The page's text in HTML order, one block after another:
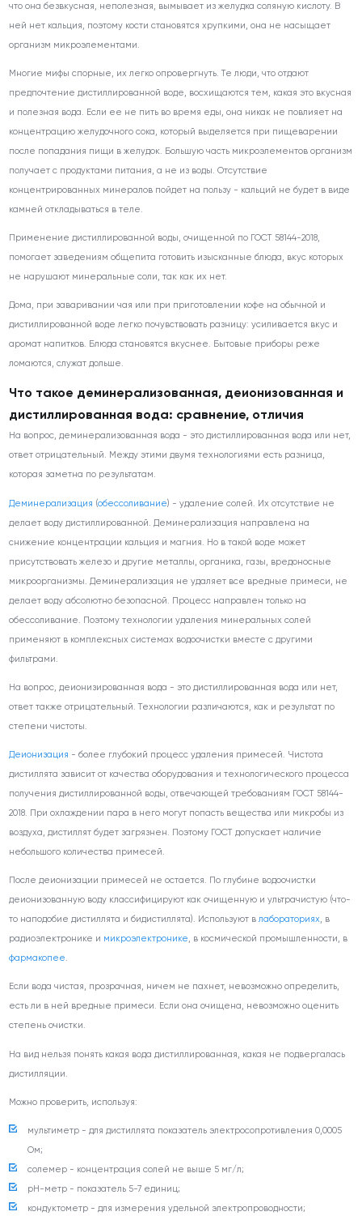
что она безвкусная, неполезная, вымывает из желудка соляную кислоту. В
ней нет кальция, поэтому кости становятся хрупкими, она не насыщает
организм микроэлементами.
Многие мифы спорные, их легко опровергнуть. Те люди, что отдают
предпочтение дистиллированной воде, восхищаются тем, какая это вкусная
и полезная вода. Если ее не пить во время еды, она никак не повлияет на
концентрацию желудочного сока, который выделяется при пищеварении
после попадания пищи в желудок. Большую часть микроэлементов организм
получает с продуктами питания, а не из воды. Отсутствие
концентрированных минералов пойдет на пользу - кальций не будет в виде
камней откладываться в теле.
Применение дистиллированной воды, очищенной по ГОСТ 58144-2018,
помогает заведениям общепита готовить изысканные блюда, вкус которых
не нарушают минеральные соли, так как их нет.
Дома, при заваривании чая или при приготовлении кофе на обычной и
дистиллированной воде легко почувствовать разницу: усиливается вкус и
аромат напитков. Блюда становятся вкуснее. Бытовые приборы реже
ломаются, служат дольше.
Что такое деминерализованная, деионизованная и
дистиллированная вода: сравнение, отличия
На вопрос, деминерализованная вода - это дистиллированная вода или нет,
ответ отрицательный. Между этими двумя технологиями есть разница,
которая заметна по результатам.
Деминерализация (обессоливание) - удаление солей. Их отсутствие не
делает воду дистиллированной. Деминерализация направлена на
снижение концентрации кальция и магния. Но в такой воде может
присутствовать железо и другие металлы, органика, газы, вредоносные
микроорганизмы. Деминерализация не удаляет все вредные примеси, не
делает воду абсолютно безопасной. Процесс направлен только на
обессоливание. Поэтому технологии удаления минеральных солей
применяют в комплексных системах водоочистки вместе с другими
фильтрами.
На вопрос, деионизированная вода - это дистиллированная вода или нет,
ответ также отрицательный. Технологии различаются, как и результат по
степени чистоты.
Деионизация - более глубокий процесс удаления примесей. Чистота
дистиллята зависит от качества оборудования и технологического процесса
получения дистиллированной воды, отвечающей требованиям ГОСТ 58144-
2018. При охлаждении пара в него могут попасть вещества или микробы из
воздуха, дистиллят будет загрязнен. Поэтому ГОСТ допускает наличие
небольшого количества примесей.
После деионизации примесей не остается. По глубине водоочистки
деионизованную воду классифицируют как очищенную и ультрачистую (что-
то наподобие дистиллята и бидистиллята). Используют влабораториях, в
радиоэлектронике и микроэлектронике, в космической промышленности, в
фармакопее.
Если вода чистая, прозрачная, ничем не пахнет, невозможно определить,
есть ли в ней вредные примеси. Если она очищена, невозможно оценить
степень очистки.
На вид нельзя понять какая вода дистиллированная, какая не подвергалась
дистилляции.
Можно проверить, используя:
мультиметр - для дистиллята показатель электросопротивления 0,0005
Ом;
солемер - концентрация солей не выше 5 мг/л;
pH-метр - показатель 5-7 единиц;
кондуктометр - для измерения удельной электропроводности;